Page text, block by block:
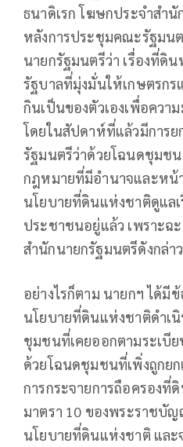
ธนาดิเรก โฆษกประจำสำ
หลังการประชุมคณะรัฐมนต
นายกรัฐมนตรีว่า เรื่องที่ดิ
รัฐบาลที่มุ่งมั่นให้เกษตรก
กินเป็นของตัวเองเพื่อควา
โดยในสัปดาห์ที่แล้วมีการย
รัฐมนตรีว่าด้วยโฉนดชุมช
กฎหมายที่มีอำนาจและหน้
นโยบายที่ดินแห่งชาติดูแล
ประชาชนอยู่แล้ว เพราะฉ
สำนักนายกรัฐมนตรีดังกล่า
อย่างไรก็ตาม นายกฯ ได้มี
นโยบายที่ดินแห่งชาติดำเนิ
ชุมชนที่เคยออกตามระเบี
ด้วยโฉนดชุมชนที่เพิ่งถูกย
การกระจายการถือครองที่
มาตรา 10 ของพระราชบั
นโยบายที่ดินแห่งชาติ และ